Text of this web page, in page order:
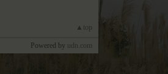
▲top
Powered by udn.com